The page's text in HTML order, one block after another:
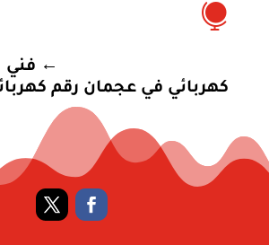

← فني
كهربائي في عجمان رقم